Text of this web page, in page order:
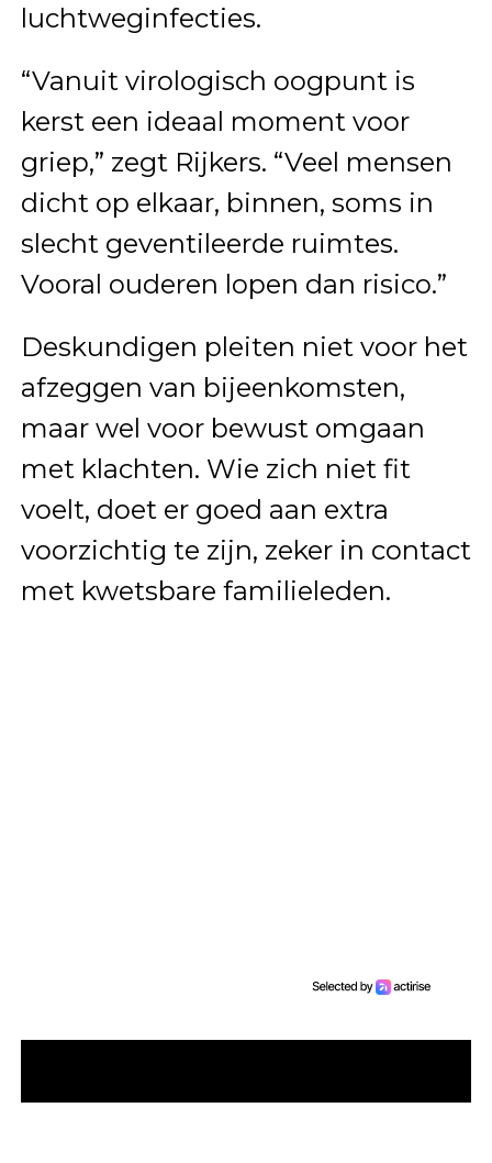
luchtweginfecties.
“Vanuit virologisch oogpunt is
kerst een ideaal moment voor
griep,” zegt Rijkers. “Veel mensen
dicht op elkaar, binnen, soms in
slecht geventileerde ruimtes.
Vooral ouderen lopen dan risico.”
Deskundigen pleiten niet voor het
afzeggen van bijeenkomsten,
maar wel voor bewust omgaan
met klachten. Wie zich niet fit
voelt, doet er goed aan extra
voorzichtig te zijn, zeker in contact
met kwetsbare familieleden.